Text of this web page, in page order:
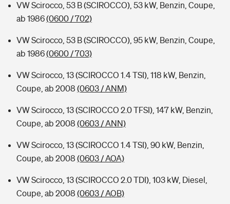
VW Scirocco, 53 B (SCIROCCO), 53 kW, Benzin, Coupe,
ab 1986(0600 / 702)
VW Scirocco, 53 B (SCIROCCO), 95 kW, Benzin, Coupe,
ab 1986(0600 / 703)
VW Scirocco, 13 (SCIROCCO 1.4 TSI), 118 kW, Benzin,
Coupe, ab 2008 (0603 / ANM)
VW Scirocco, 13 (SCIROCCO 2.0 TFSI), 147 kW, Benzin,
Coupe, ab 2008 (0603 / ANN)
VW Scirocco, 13 (SCIROCCO 1.4 TSI), 90 kW, Benzin,
Coupe, ab 2008 (0603 / AOA)
VW Scirocco, 13 (SCIROCCO 2.0 TDI), 103 kW, Diesel,
Coupe, ab 2008 (0603 / AOB)